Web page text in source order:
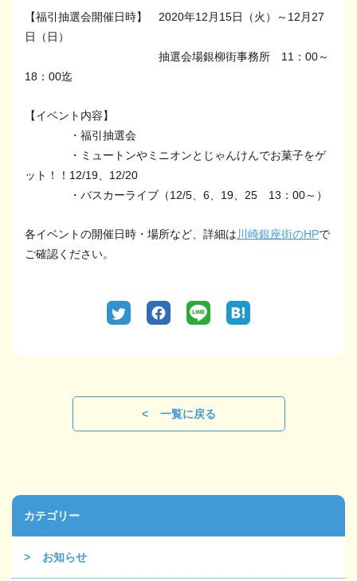
【福引抽選会開催日時】 2020年12月15日（火）～12月27
日（日）
抽選会場銀柳街事務所 11：00～
18：00迄
【イベント内容】
・福引抽選会
・ミュートンやミニオンとじゃんけんでお菓子をゲ
ット！！12/19、12/20
・バスカーライブ（12/5、6、19、25 13：00～）
各イベントの開催日時・場所など、詳細は川崎銀座街のHPで
ご確認ください。
一覧に戻る
カテゴリー
お知らせ